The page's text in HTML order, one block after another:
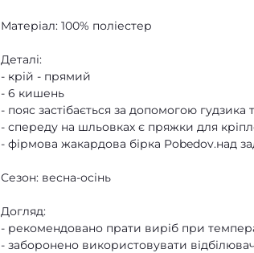
Матеріал: 100% поліестер
Деталі:
- крій - прямий
- 6 кишень
- пояс застібається за допомогою
- спереду на шльовках є пряжки для
- фірмова жакардова бірка Pobedov.над
Сезон: весна-осінь
Догляд:
- рекомендовано прати виріб при
- заборонено використовувати